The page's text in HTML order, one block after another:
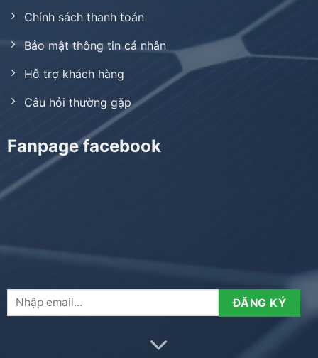
Chính sách thanh toán
Bảo mật thông tin cá nhân
Hỗ trợ khách hàng
Câu hỏi thường gặp
Fanpage facebook